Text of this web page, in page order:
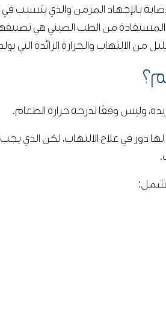
بالإجهاد المزمن والذي يتسبب
المستفادة من الطب الصيني هي
الالتهاب والحرارة الزائدة التي
وليس وفقًا لدرجة حرارة الطعام.
دور في علاج الالتهاب، لكن الذي يجب
تشمل: